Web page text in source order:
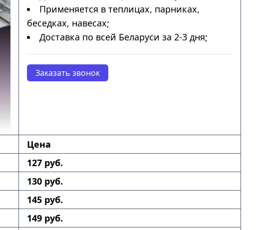
Применяется в теплицах, парниках,
беседках, навесах;
Доставка по всей Беларуси за 2-3 дня;
Заказать звонок
Цена
127 руб.
130 руб.
145 руб.
149 руб.